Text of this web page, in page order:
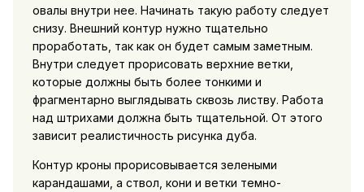
овалы внутри нее. Начинать такую работу следует
снизу. Внешний контур нужно тщательно
проработать, так как он будет самым заметным.
Внутри следует прорисовать верхние ветки,
которые должны быть более тонкими и
фрагментарно выглядывать сквозь листву. Работа
над штрихами должна быть тщательной. От этого
зависит реалистичность рисунка дуба.
Контур кроны прорисовывается зелеными
карандашами, а ствол, кони и ветки темно-